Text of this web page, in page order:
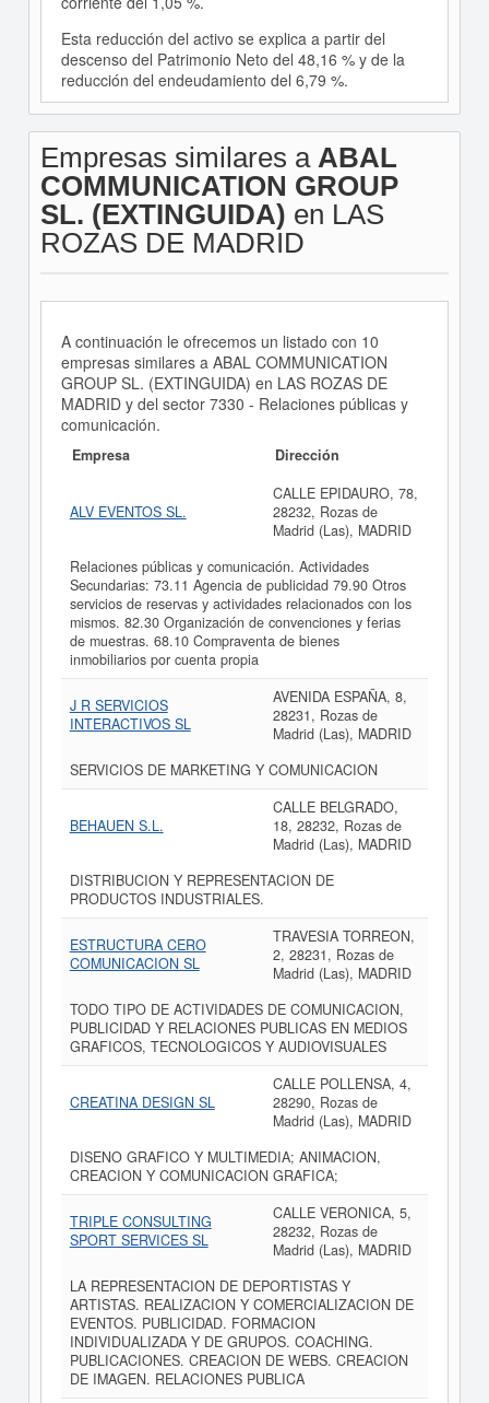
Esta reducción del activo se explica a partir del
descenso del Patrimonio Neto del 48,16 % y de la
reducción del endeudamiento del 6,79 %.
Empresas similares a ABAL
COMMUNICATION GROUP
SL. (EXTINGUIDA) en LAS
ROZAS DE MADRID
A continuación le ofrecemos un listado con 10
empresas similares a ABAL COMMUNICATION
GROUP SL. (EXTINGUIDA) en LAS ROZAS DE
MADRID y del sector 7330 - Relaciones públicas y
comunicación.
Empresa Dirección
ALV EVENTOS SL.
CALLE EPIDAURO, 78,
28232, Rozas de
Madrid (Las), MADRID
Relaciones públicas y comunicación. Actividades
Secundarias: 73.11 Agencia de publicidad 79.90 Otros
servicios de reservas y actividades relacionados con los
mismos. 82.30 Organización de convenciones y ferias
de muestras. 68.10 Compraventa de bienes
inmobiliarios por cuenta propia
J R SERVICIOS
INTERACTIVOS SL
AVENIDA ESPAÑA, 8,
28231, Rozas de
Madrid (Las), MADRID
SERVICIOS DE MARKETING Y COMUNICACION
BEHAUEN S.L.
CALLE BELGRADO,
18, 28232, Rozas de
Madrid (Las), MADRID
DISTRIBUCION Y REPRESENTACION DE
PRODUCTOS INDUSTRIALES.
ESTRUCTURA CERO
COMUNICACION SL
TRAVESIA TORREON,
2, 28231, Rozas de
Madrid (Las), MADRID
TODO TIPO DE ACTIVIDADES DE COMUNICACION,
PUBLICIDAD Y RELACIONES PUBLICAS EN MEDIOS
GRAFICOS, TECNOLOGICOS Y AUDIOVISUALES
CREATINA DESIGN SL
CALLE POLLENSA, 4,
28290, Rozas de
Madrid (Las), MADRID
DISENO GRAFICO Y MULTIMEDIA; ANIMACION,
CREACION Y COMUNICACION GRAFICA;
TRIPLE CONSULTING
SPORT SERVICES SL
CALLE VERONICA, 5,
28232, Rozas de
Madrid (Las), MADRID
LA REPRESENTACION DE DEPORTISTAS Y
ARTISTAS. REALIZACION Y COMERCIALIZACION DE
EVENTOS. PUBLICIDAD. FORMACION
INDIVIDUALIZADA Y DE GRUPOS. COACHING.
PUBLICACIONES. CREACION DE WEBS. CREACION
DE IMAGEN. RELACIONES PUBLICA